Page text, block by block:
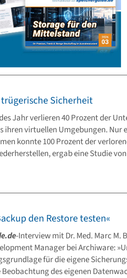
Sicherheit
Jahr verlieren 40 Prozent der
ihren virtuellen Umgebungen. Nur
konnte 100 Prozent der
ergab eine Studie
den Restore testen«
-Interview mit Dr. Med. Marc M.
Manager bei Archiware:
für die eigene
Beobachtung des eigenen